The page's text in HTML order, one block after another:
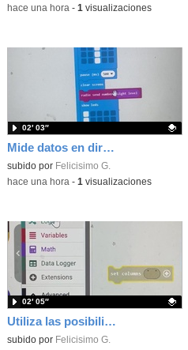
-hace una hora - 1 visualizaciones
Mide datos en directo usando tu placa microbit y programando con MakeCode dos placas conectadas por radio
Contenido educativo.
subido por Felicisimo G.
02′ 03″
-hace una hora - 1 visualizaciones
Utiliza las posibilidades de tu microbit programando com MakeCode para medir temperatura y nivel de luz con Datalogger
Contenido educativo.
subido por Felicisimo G.
02′ 05″